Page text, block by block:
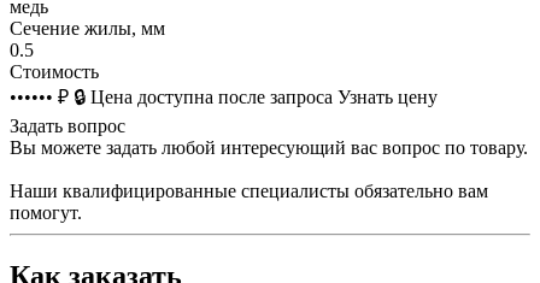
медь
Сечение жилы, мм
0.5
Стоимость
•••••• ₽ 🔒 Цена доступна после запроса Узнать цену
Задать вопрос
Вы можете задать любой интересующий вас вопрос по товару.
Наши квалифицированные специалисты обязательно вам
помогут.
Как заказать